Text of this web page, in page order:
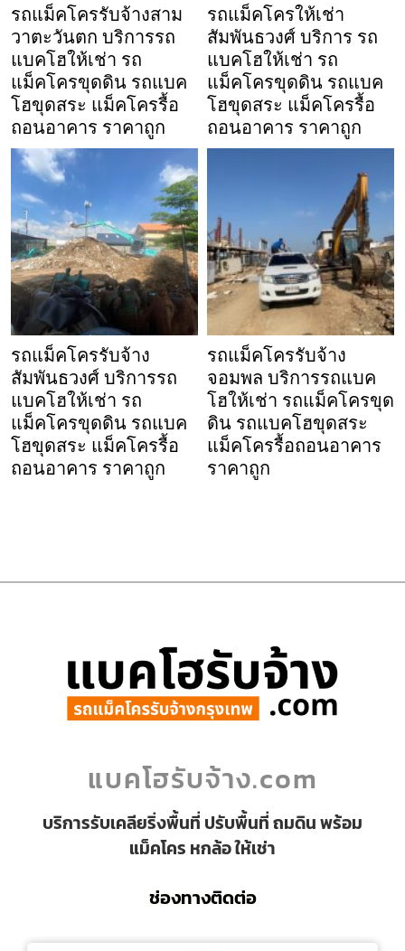
รถแม็คโครรับจ้างสาม
วาตะวันตก บริการรถ
แบคโฮให้เช่า รถ
แม็คโครขุดดิน รถแบค
โฮขุดสระ แม็คโครรื้อ
ถอนอาคาร ราคาถูก
รถแม็คโครให้เช่า
สัมพันธวงศ์ บริการ รถ
แบคโฮให้เช่า รถ
แม็คโครขุดดิน รถแบค
โฮขุดสระ แม็คโครรื้อ
ถอนอาคาร ราคาถูก
รถแม็คโครรับจ้าง
สัมพันธวงศ์ บริการรถ
แบคโฮให้เช่า รถ
แม็คโครขุดดิน รถแบค
โฮขุดสระ แม็คโครรื้อ
ถอนอาคาร ราคาถูก
รถแม็คโครรับจ้าง
จอมพล บริการรถแบค
โฮให้เช่า รถแม็คโครขุด
ดิน รถแบคโฮขุดสระ
แม็คโครรื้อถอนอาคาร
ราคาถูก
แบคโฮรับจ้าง.com
บริการรับเคลียริ่งพื้นที่ ปรับพื้นที่ ถมดิน พร้อม
แม็คโคร หกล้อ ให้เช่า
ช่องทางติดต่อ